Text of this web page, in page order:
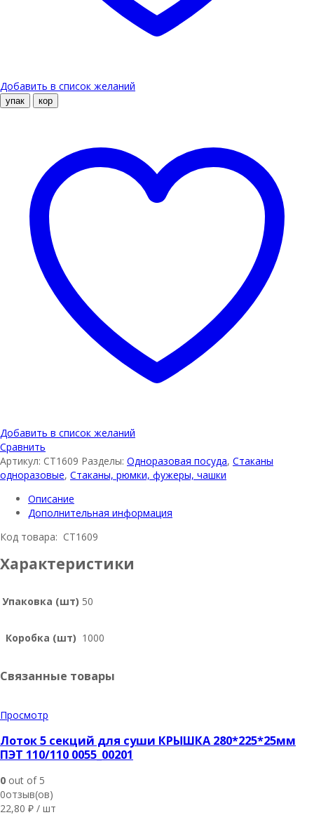
Добавить в список желаний
упак кор
Добавить в список желаний
Сравнить
Артикул: СТ1609 Разделы: Одноразовая посуда, Стаканы
одноразовые, Стаканы, рюмки, фужеры, чашки
Описание
Дополнительная информация
Код товара: СТ1609
Характеристики
Упаковка (шт) 50
Коробка (шт) 1000
Связанные товары
Просмотр
Лоток 5 секций для суши КРЫШКА 280*225*25мм
ПЭТ 110/110 0055_00201
0 out of 5
0отзыв(ов)
22,80 ₽ / шт